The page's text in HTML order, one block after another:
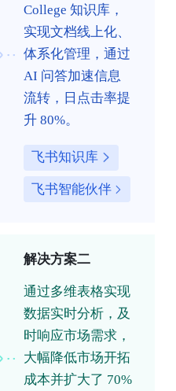
College 知识库，
实现文档线上化、
体系化管理，通过
AI 问答加速信息
流转，日点击率提
升 80%。
飞书知识库
飞书智能伙伴
解决方案二
通过多维表格实现
数据实时分析，及
时响应市场需求，
大幅降低市场开拓
成本并扩大了 70%